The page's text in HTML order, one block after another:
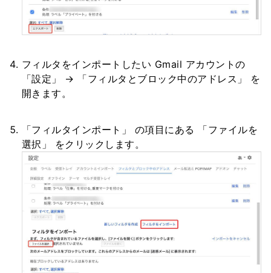
フィルタをインポートしたい Gmail アカウントの
「設定」 → 「フィルタとブロック中のアドレス」 を
開きます。
「フィルタインポート」 の項目にある 「ファイルを
選択」 をクリックします。